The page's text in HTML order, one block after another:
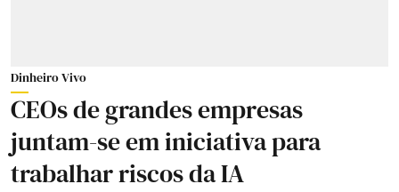
Dinheiro Vivo
CEOs de grandes empresas
juntam-se em iniciativa para
trabalhar riscos da IA